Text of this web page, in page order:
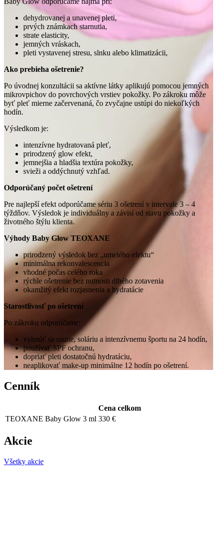
dehydrovanej a unavenej pleti,
prvých známkach starnutia,
strate elasticity,
jemných vráskach,
pleti vystavenej stresu, slnku alebo klimatizácii,
Ako prebieha ošetrenie?
Po úvodnej konzultácii sa aktívne látky aplikujú pomocou jemných
mikrovpichov do povrchových vrstiev pokožky. Po zákroku môže
byť pleť mierne začervenaná, čo zvyčajne ustúpi do niekoľkých
hodín.
Výsledkom je:
intenzívne hydratovaná pleť,
prirodzený glow efekt,
jemnejšia a hladšia textúra pokožky,
svieži a oddýchnutý vzhľad.
Odporúčaný počet ošetrení
Pre najlepší efekt odporúčame sériu 3 ošetrení v intervale 3 – 4
týždňov. Výsledok je individuálny a závisí od stavu pokožky a
životného štýlu klienta.
Výhody Baby Glow TEOXANE
prirodzený výsledok bez „umelého efektu“
minimálna rekonvalescencia
vhodné počas celého roka
rýchle ošetrenie bez nutnosti dlhého zotavenia
okamžitý efekt rozjasnenia a hydratácie
Starostlivosť po ošetrení
Po zákroku odporúčame:
vyhnúť sa saune, soláriu a intenzívnemu športu na 24 hodín,
používať SPF ochranu,
dopriať pleti dostatočnú hydratáciu,
neaplikovať make-up minimálne 12 hodín po ošetrení.
Cenník
Cena celkom
TEOXANE Baby Glow 3 ml 330 €
Akcie
Všetky akcie